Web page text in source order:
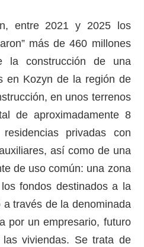
entre 2021 y 2025 los
más de 460 millones
la construcción de una
en Kozyn de la región de
en unos terrenos
de aproximadamente 8
privadas con
así como de una
de uso común: una zona
fondos destinados a la
través de la denominada
por un empresario, futuro
viviendas. Se trata de